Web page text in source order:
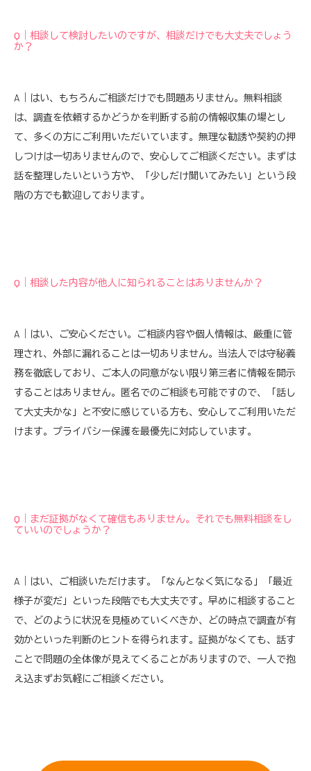
Q｜相談して検討したいのですが、相談だけでも大丈夫でしょう
か？
A｜はい、もちろんご相談だけでも問題ありません。無料相談
は、調査を依頼するかどうかを判断する前の情報収集の場とし
て、多くの方にご利用いただいています。無理な勧誘や契約の押
しつけは一切ありませんので、安心してご相談ください。まずは
話を整理したいという方や、「少しだけ聞いてみたい」という段
階の方でも歓迎しております。
Q｜相談した内容が他人に知られることはありませんか？
A｜はい、ご安心ください。ご相談内容や個人情報は、厳重に管
理され、外部に漏れることは一切ありません。当法人では守秘義
務を徹底しており、ご本人の同意がない限り第三者に情報を開示
することはありません。匿名でのご相談も可能ですので、「話し
て大丈夫かな」と不安に感じている方も、安心してご利用いただ
けます。プライバシー保護を最優先に対応しています。
Q｜まだ証拠がなくて確信もありません。それでも無料相談をし
ていいのでしょうか？
A｜はい、ご相談いただけます。「なんとなく気になる」「最近
様子が変だ」といった段階でも大丈夫です。早めに相談すること
で、どのように状況を見極めていくべきか、どの時点で調査が有
効かといった判断のヒントを得られます。証拠がなくても、話す
ことで問題の全体像が見えてくることがありますので、一人で抱
え込まずお気軽にご相談ください。